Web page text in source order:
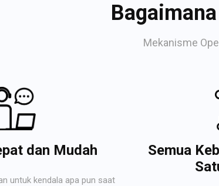
Mekanisme
dan Mudah
untuk kendala apa pun saat
Semua